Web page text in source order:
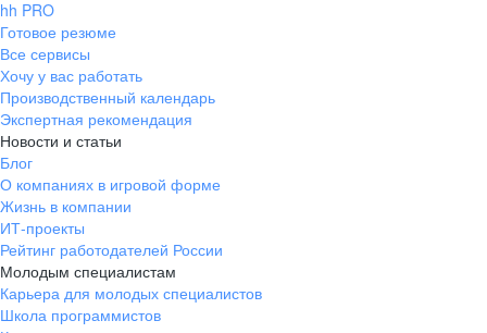
hh PRO
Готовое резюме
Все сервисы
Хочу у вас работать
Производственный календарь
Экспертная рекомендация
Новости и статьи
Блог
О компаниях в игровой форме
Жизнь в компании
ИТ-проекты
Рейтинг работодателей России
Молодым специалистам
Карьера для молодых специалистов
Школа программистов